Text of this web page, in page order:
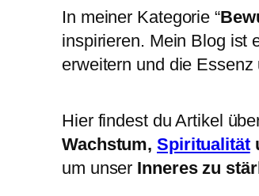
In meiner Kategorie “
inspirieren. Mein Blog ist
erweitern und die
Hier findest du Artikel
Wachstum,Spiritualität
um unser Inneres zu